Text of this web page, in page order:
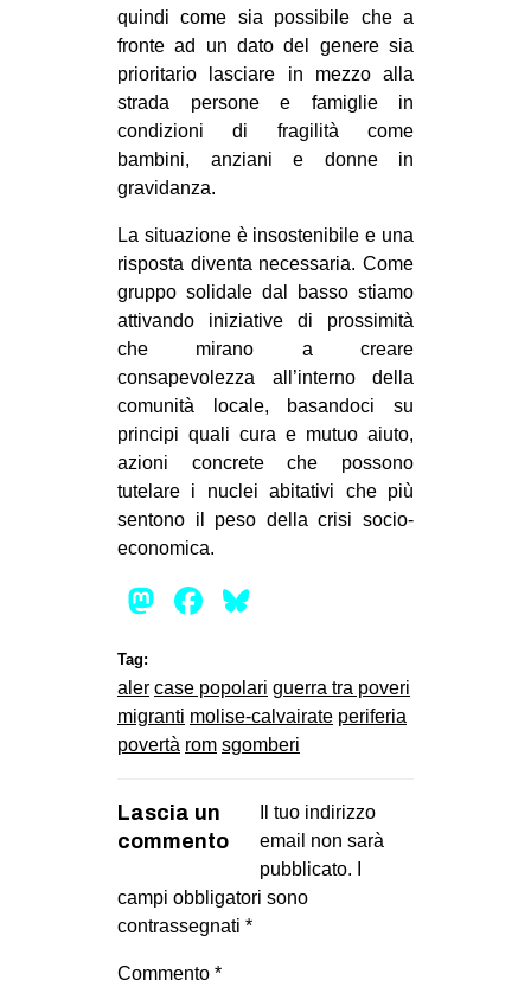
SEARCH
quindi come sia possibile che a
fronte ad un dato del genere sia
prioritario lasciare in mezzo alla
strada persone e famiglie in
condizioni di fragilità come
bambini, anziani e donne in
gravidanza.
La situazione è insostenibile e una
risposta diventa necessaria. Come
gruppo solidale dal basso stiamo
attivando iniziative di prossimità
che mirano a creare
consapevolezza all’interno della
comunità locale, basandoci su
principi quali cura e mutuo aiuto,
azioni concrete che possono
tutelare i nuclei abitativi che più
sentono il peso della crisi socio-
economica.
Mastodon
Facebook
Tag:
aler case popolari guerra tra poveri
migranti molise-calvairate periferia
povertà rom sgomberi
Lascia un
commento
Il tuo indirizzo
email non sarà
pubblicato.
campi obbligatori sono
contrassegnati *
Commento *